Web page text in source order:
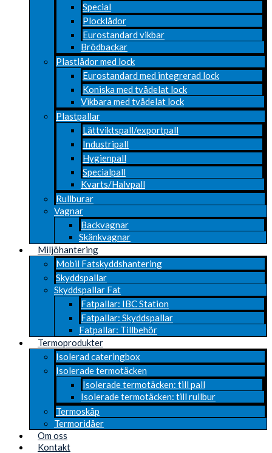
Special
Plocklådor
Eurostandard vikbar
Brödbackar
Plastlådor med lock
Eurostandard med integrerad lock
Koniska med tvådelat lock
Vikbara med tvådelat lock
Plastpallar
Lättviktspall/exportpall
Industripall
Hygienpall
Specialpall
Kvarts/Halvpall
Rullburar
Vagnar
Backvagnar
Skänkvagnar
Miljöhantering
Mobil Fatskyddshantering
Skyddspallar
Skyddspallar Fat
Fatpallar: IBC Station
Fatpallar: Skyddspallar
Fatpallar: Tillbehör
Termoprodukter
Isolerad cateringbox
Isolerade termotäcken
Isolerade termotäcken: till pall
Isolerade termotäcken: till rullbur
Termoskåp
Termoridåer
Om oss
Kontakt